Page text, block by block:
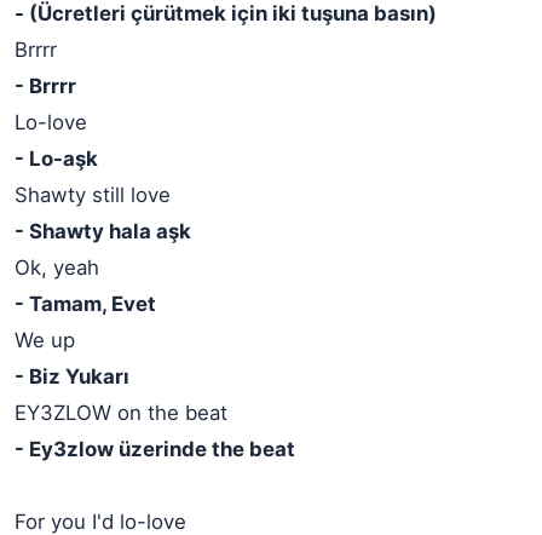
- (Ücretleri çürütmek için iki tuşuna basın)
Brrrr
- Brrrr
Lo-love
- Lo-aşk
Shawty still love
- Shawty hala aşk
Ok, yeah
- Tamam, Evet
We up
- Biz Yukarı
EY3ZLOW on the beat
- Ey3zlow üzerinde the beat
For you I'd lo-love